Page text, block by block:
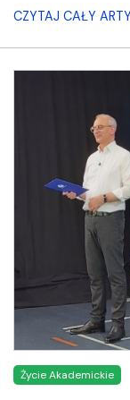
CZYTAJ CAŁY
Życie Akademickie